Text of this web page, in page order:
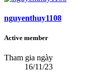
nguyenthuy1108
Active member
Tham gia ngày
16/11/23